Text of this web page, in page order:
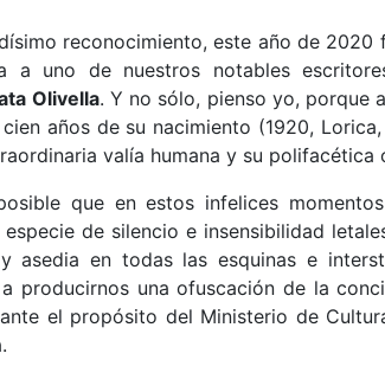
reconocimiento, este año de
a uno de nuestros notables
Olivella. Y no sólo, pienso yo, porque
años de su nacimiento (1920,
valía humana y su
que en estos infelices
de silencio e insensibilidad
asedia en todas las esquinas e
producirnos una ofuscación de la
el propósito del Ministerio de